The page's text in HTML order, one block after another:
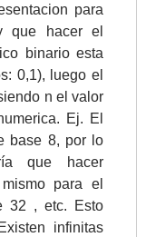
para
que hacer el
binario esta
0,1), luego el
n el valor
Ej. El
base 8, por lo
que hacer
para el
32 , etc. Esto
infinitas